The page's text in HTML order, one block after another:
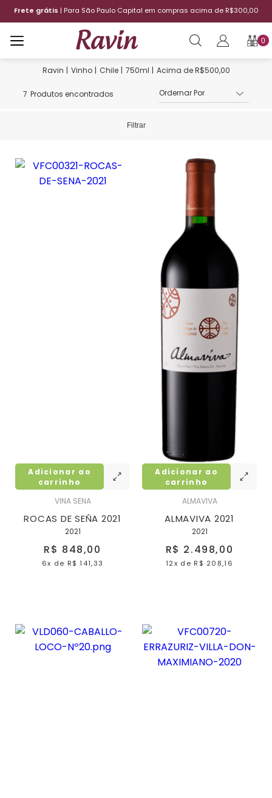
Frete grátis | Para São Paulo Capital em compras acima de R$300,00
0
Vinho Chile 750ml Acima de R$500,00
7 Produtos encontrados
Filtrar
VINA SENA
ROCAS DE SEÑA 2021
2021
R$ 848,00
6x de R$ 141,33
Adicionar ao
carrinho
ALMAVIVA
ALMAVIVA 2021
2021
R$ 2.498,00
12x de R$ 208,16
Adicionar ao
carrinho